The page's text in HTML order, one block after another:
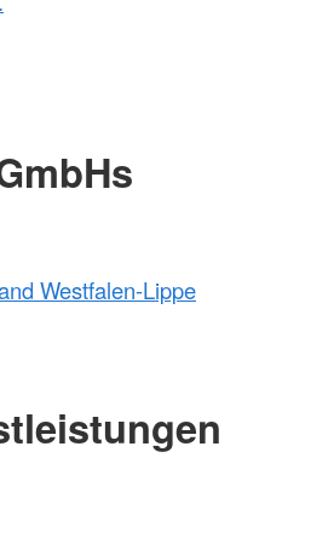
Westfalen-Lippe